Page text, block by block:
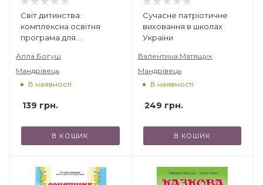
Світ дитинства:
комплексна освітня
програма для
закладів
Алла Богуш
Мандрівець
В наявності
139 грн.
В КОШИК
Сучасне патріотичне
виховання в школах
України
Валентина Матящук
Мандрівець
В наявності
249 грн.
В КОШИК